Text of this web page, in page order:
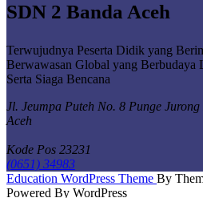
SDN 2 Banda Aceh
Terwujudnya Peserta Didik yang
Berwawasan Global yang Berbudaya
Serta Siaga Bencana
Jl. Jeumpa Puteh No. 8 Punge
Aceh
Kode Pos 23231
(0651) 34983
Scroll
Up
Education WordPress Theme By
Powered By WordPress